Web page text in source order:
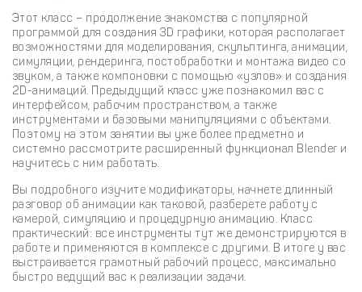
Этот класс – продолжение знакомства с популярной
программой для создания 3D графики, которая располагает
возможностями для моделирования, скульптинга, анимации,
симуляции, рендеринга, постобработки и монтажа видео со
звуком, а также компоновки с помощью «узлов» и создания
2D-анимаций. Предыдущий класс уже познакомил вас с
интерфейсом, рабочим пространством, а также
инструментами и базовыми манипуляциями с объектами.
Поэтому на этом занятии вы уже более предметно и
системно рассмотрите расширенный функционал Blender и
научитесь с ним работать.
Вы подробного изучите модификаторы, начнете длинный
разговор об анимации как таковой, разберете работу с
камерой, симуляцию и процедурную анимацию. Класс
практический: все инструменты тут же демонстрируются в
работе и применяются в комплексе с другими. В итоге у вас
выстраивается грамотный рабочий процесс, максимально
быстро ведущий вас к реализации задачи.